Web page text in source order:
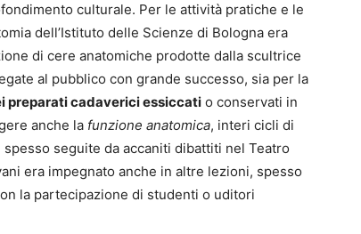
culturale. Per le attività pratiche e le
dell’Istituto delle Scienze di Bologna era
di cere anatomiche prodotte dalla scultrice
al pubblico con grande successo, sia per la
preparati cadaverici essiccati o conservati in
anche la funzione anatomica, interi cicli di
seguite da accaniti dibattiti nel Teatro
era impegnato anche in altre lezioni, spesso
la partecipazione di studenti o uditori